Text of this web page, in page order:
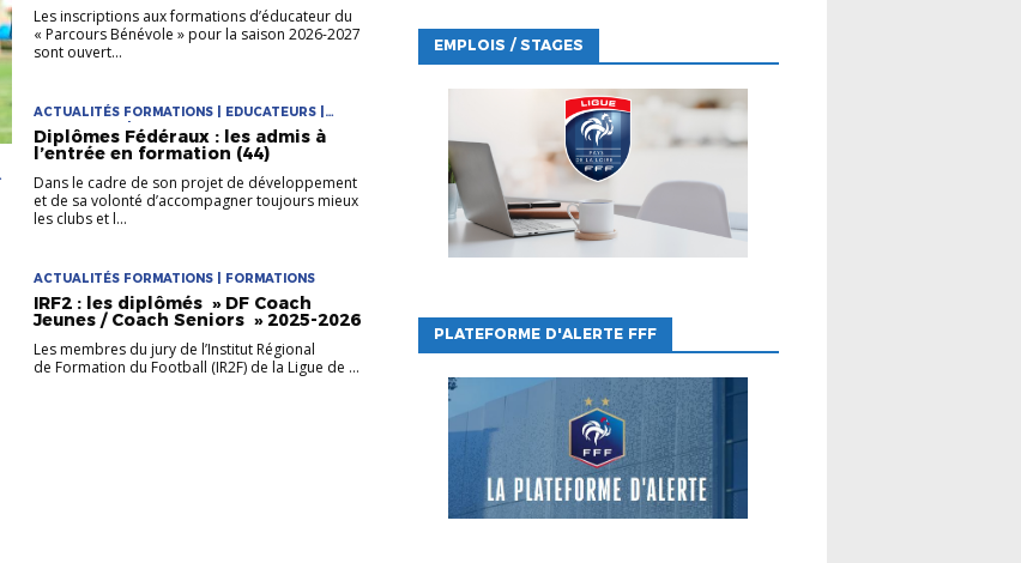
Les inscriptions aux formations d’éducateur du
« Parcours Bénévole » pour la saison 2026-2027
sont ouvert...
ACTUALITÉS FORMATIONS | EDUCATEURS |
FORMATIONS | PARCOURS DE FORMATION DES
ÉDUCATEURS
Diplômes Fédéraux : les admis à
l’entrée en formation (44)
Dans le cadre de son projet de développement
et de sa volonté d’accompagner toujours mieux
les clubs et l...
ACTUALITÉS FORMATIONS | FORMATIONS
IRF2 : les diplômés » DF Coach
Jeunes / Coach Seniors » 2025-2026
Les membres du jury de l’Institut Régional
de Formation du Football (IR2F) de la Ligue de ...
EMPLOIS / STAGES
PLATEFORME D'ALERTE FFF